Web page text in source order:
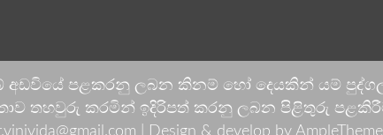
වෙබ් අඩවියේ පළකරනු ලබන කිනම් හෝ දෙයකින් යම්
තහවුරු කරමින් ඉදිරිපත් කරනු ලබන පිළිතුරු
|
Design & develop by